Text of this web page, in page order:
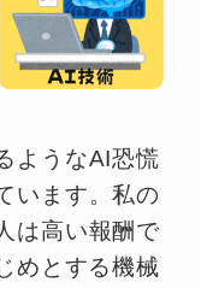
ようなAI恐慌
います。私の
は高い報酬で
めとする機械